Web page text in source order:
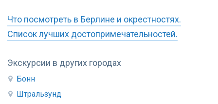
Экскурсии в других городах
Бонн
Штральзунд
Что посмотреть в Берлине и окрестностях.
Список лучших достопримечательностей.